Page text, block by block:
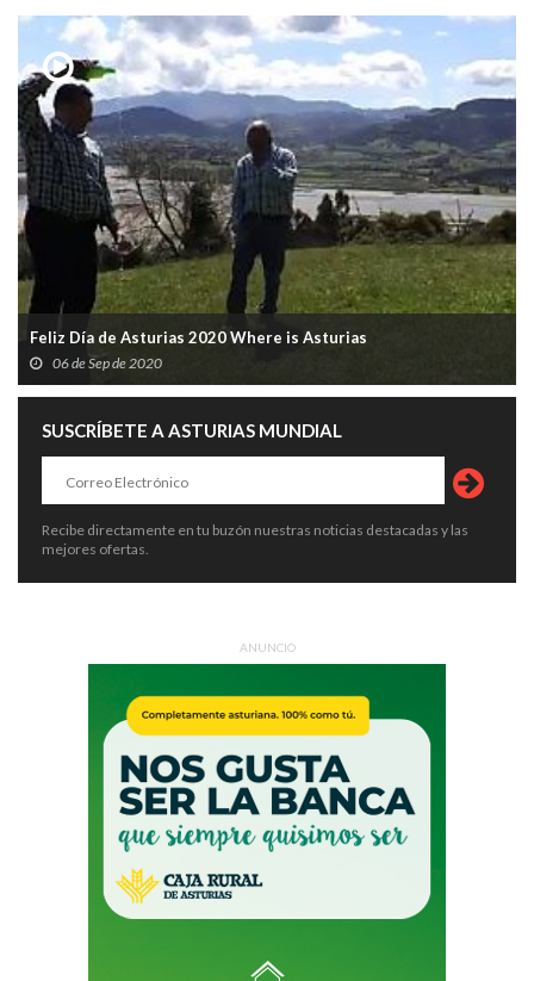
Feliz Día de Asturias 2020 Where is Asturias
06 de Sep de 2020
SUSCRÍBETE A ASTURIAS MUNDIAL
Recibe directamente en tu buzón nuestras noticias destacadas y las
mejores ofertas.
ANUNCIO